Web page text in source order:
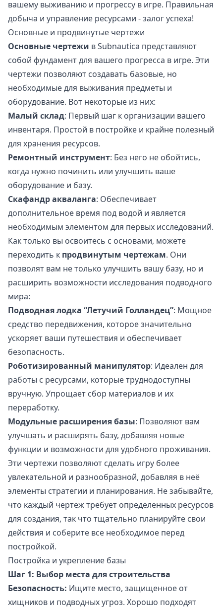
вашему выживанию и прогрессу в игре. Правильная
добыча и управление ресурсами - залог успеха!
Основные и продвинутые чертежи
Основные чертежи в Subnautica представляют
собой фундамент для вашего прогресса в игре. Эти
чертежи позволяют создавать базовые, но
необходимые для выживания предметы и
оборудование. Вот некоторые из них:
Малый склад: Первый шаг к организации вашего
инвентаря. Простой в постройке и крайне полезный
для хранения ресурсов.
Ремонтный инструмент: Без него не обойтись,
когда нужно починить или улучшить ваше
оборудование и базу.
Скафандр акваланга: Обеспечивает
дополнительное время под водой и является
необходимым элементом для первых исследований.
Как только вы освоитесь с основами, можете
переходить к продвинутым чертежам. Они
позволят вам не только улучшить вашу базу, но и
расширить возможности исследования подводного
мира:
Подводная лодка “Летучий Голландец”: Мощное
средство передвижения, которое значительно
ускоряет ваши путешествия и обеспечивает
безопасность.
Роботизированный манипулятор: Идеален для
работы с ресурсами, которые труднодоступны
вручную. Упрощает сбор материалов и их
переработку.
Модульные расширения базы: Позволяют вам
улучшать и расширять базу, добавляя новые
функции и возможности для удобного проживания.
Эти чертежи позволяют сделать игру более
увлекательной и разнообразной, добавляя в неё
элементы стратегии и планирования. Не забывайте,
что каждый чертеж требует определенных ресурсов
для создания, так что тщательно планируйте свои
действия и соберите все необходимое перед
постройкой.
Постройка и укрепление базы
Шаг 1: Выбор места для строительства
Безопасность: Ищите место, защищенное от
хищников и подводных угроз. Хорошо подходят